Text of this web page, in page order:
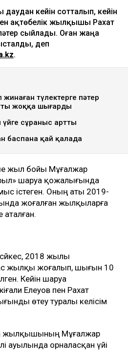
кейін сотталып, кейін
ақтөбелік жылқышы Рахат
сыйлады. Оған жаңа
деп
.
түлектерге пәтер
жоққа шығарды
үйге сұраныс артты
баспана қай қалада
жыл бойы Мұғалжар
шаруа қожалығында
істеген. Оның аты 2019-
жоғалған жылқыларға
аталған.
2018 жылы
жылқы жоғалып, шығын 10
Кейін шаруа
Елеуов пен Рахат
өтеу туралы келісім
жылқышының Мұғалжар
ауылында орналасқан үйі